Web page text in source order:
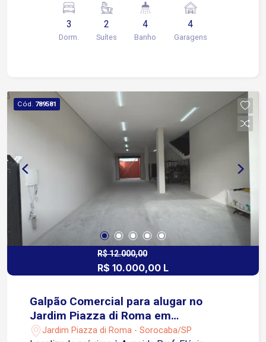
balcão Área de serviço Varanda ampla Garagem
coberta para 4 carros Piscina 35 mil litros
Bosque Portão elétrico Casa estilo de chácara
3
Dorm.
2
Suítes
4
Banho
4
Garagens
Cód. 789581
R$ 12.000,00
R$ 10.000,00 L
Galpão Comercial para alugar no
Jardim Piazza di Roma em
Sorocaba/SP
Jardim Piazza di Roma - Sorocaba/SP